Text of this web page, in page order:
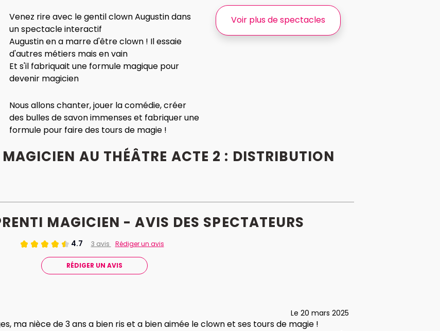
Venez rire avec le gentil clown Augustin dans
un spectacle interactif
Augustin en a marre d'être clown ! Il essaie
d'autres métiers mais en vain
Et s'il fabriquait une formule magique pour
devenir magicien
Nous allons chanter, jouer la comédie, créer
des bulles de savon immenses et fabriquer une
formule pour faire des tours de magie !
Voir plus de spectacles
AU THÉÂTRE ACTE 2 : DISTRIBUTION
MAGICIEN - AVIS DES SPECTATEURS
4.7 3 avis Rédiger un avis
RÉDIGER UN AVIS
Le 20 mars 2025
ma nièce de 3 ans a bien ris et a bien aimée le clown et ses tours de magie !